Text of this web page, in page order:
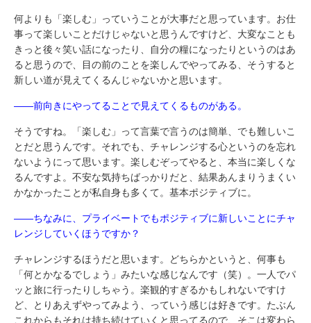
何よりも「楽しむ」っていうことが大事だと思っています。お仕
事って楽しいことだけじゃないと思うんですけど、大変なことも
きっと後々笑い話になったり、自分の糧になったりというのはあ
ると思うので、目の前のことを楽しんでやってみる、そうすると
新しい道が見えてくるんじゃないかと思います。
――前向きにやってることで見えてくるものがある。
そうですね。「楽しむ」って言葉で言うのは簡単、でも難しいこ
とだと思うんです。それでも、チャレンジする心というのを忘れ
ないようにって思います。楽しむぞってやると、本当に楽しくな
るんですよ。不安な気持ちばっかりだと、結果あんまりうまくい
かなかったことが私自身も多くて。基本ポジティブに。
――ちなみに、プライベートでもポジティブに新しいことにチャ
レンジしていくほうですか？
チャレンジするほうだと思います。どちらかというと、何事も
「何とかなるでしょう」みたいな感じなんです（笑）。一人でパ
ッと旅に行ったりしちゃう。楽観的すぎるかもしれないですけ
ど、とりあえずやってみよう、っていう感じは好きです。たぶん
これからもそれは持ち続けていくと思ってるので、そこは変わら